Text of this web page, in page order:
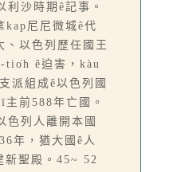
沙時期ê記事。
kap尼尼微城ê代
、以色列歷任國王
tio̍h ê迫害，kàu
派組成ê以色列國
前588年亡國。
色列人離開本國
年，猶大國ê人
新聖殿。45~ 52